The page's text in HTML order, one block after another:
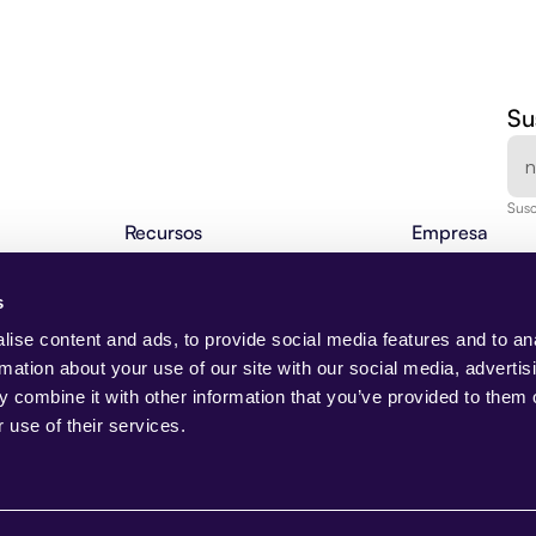
content and ads, to provide social media features and to
about your use of our site with our social media,
combine it with other information that you’ve provided to them
use of their services.
de IA
Recursos
Agentic Insights
Changelog
Programa de socios
Casos de uso
Casos de uso
Empresa
Acerca de
Solicitar
Clientes
Centro de